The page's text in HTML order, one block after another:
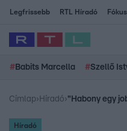
Legfrissebb RTL Híradó
# Babits Marcella #Szellő
Címlap› Híradó›"Habony egy
Híradó